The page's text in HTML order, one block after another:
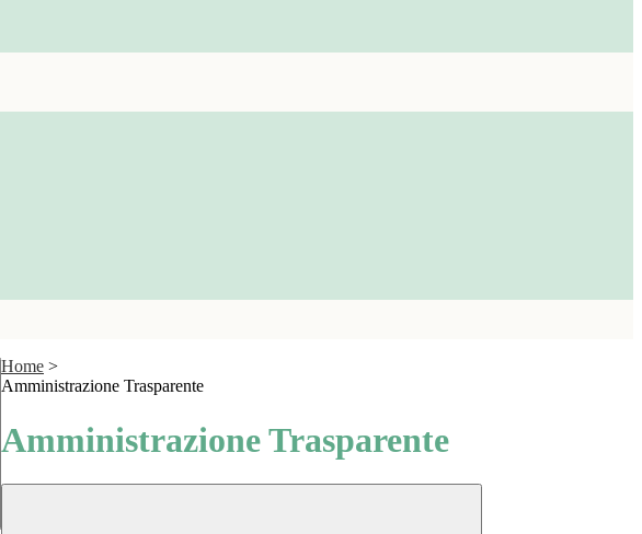
Home >
Amministrazione Trasparente
Amministrazione Trasparente